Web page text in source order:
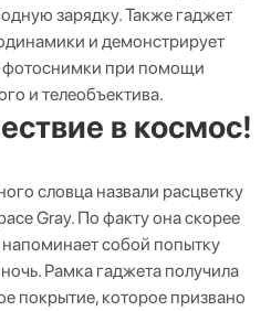
зарядку. Также гаджет
и демонстрирует
фотоснимки при помощи
и телеобъектива.
в космос!
словца назвали расцветку
Gray. По факту она скорее
собой попытку
Рамка гаджета получила
покрытие, которое призвано